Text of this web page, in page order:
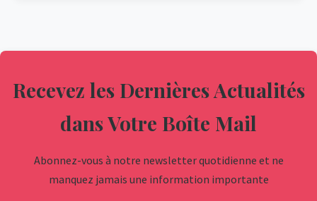
Recevez les Dernières Actualités
dans Votre Boîte Mail
Abonnez-vous à notre newsletter quotidienne et ne
manquez jamais une information importante